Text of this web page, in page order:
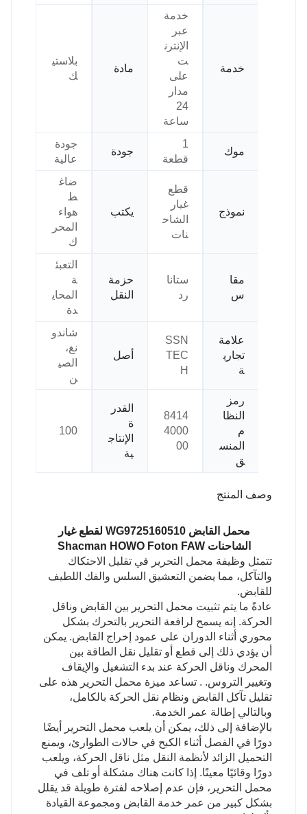
خدمة
خدمة
عبر
الإنترن
ت
على
مدار
24
ساعة
مادة
بلاستي
ك
موك
1
قطعة
جودة
جودة
عالية
نموذج
قطع
غيار
الشاح
نات
يكتب
ضاغ
ط
هواء
المحر
ك
مقا
س
ستانا
رد
حزمة
النقل
التعبئ
ة
المحاي
دة
علامة
تجاري
ة
SSN
TEC
H
أصل
شاندو
نغ،
الصي
ن
رمز
النظا
م
المنس
ق
8414
4000
00
القدر
ة
الإنتاج
ية
100
وصف المنتج
محمل القابض WG9725160510 لقطع غيار
الشاحنات Shacman HOWO Foton FAW
تتمثل وظيفة محمل التحرير في تقليل الاحتكاك
والتآكل، مما يضمن التعشيق السلس والفك اللطيف
للقابض.
عادةً ما يتم تثبيت محمل التحرير بين القابض وناقل
الحركة. إنه يسمح لرافعة التحرير بالتحرك بشكل
محوري أثناء الدوران على عمود إخراج القابض. يمكن
أن يؤدي ذلك إلى قطع أو تقليل نقل الطاقة بين
المحرك وناقل الحركة عند بدء التشغيل والإيقاف
وتغيير التروس. . تساعد ميزة محمل التحرير هذه على
تقليل تآكل القابض ونظام نقل الحركة بالكامل،
وبالتالي إطالة عمر الخدمة.
بالإضافة إلى ذلك، يمكن أن يلعب محمل التحرير أيضًا
دورًا في الفصل أثناء الكبح في حالات الطوارئ، ويمنع
التحميل الزائد لأنظمة النقل مثل ناقل الحركة، ويلعب
دورًا وقائيًا معينًا. إذا كانت هناك مشكلة أو تلف في
محمل التحرير، فإن عدم إصلاحه لفترة طويلة قد يقلل
بشكل كبير من عمر خدمة القابض ومجموعة القيادة